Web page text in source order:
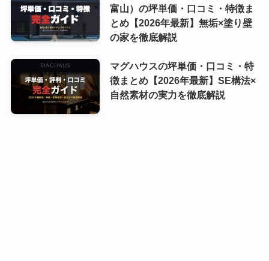
富山）の坪単価・口コミ・特徴ま
とめ【2026年最新】無垢×塗り壁
の家を徹底解説
マグハウスの坪単価・口コミ・特
徴まとめ【2026年最新】SE構法×
自然素材の実力を徹底解説